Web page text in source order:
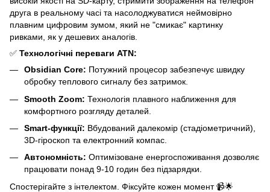
друга в реальному часі та насолоджуватися неймовірно
плавним цифровим зумом, який не "смикає" картинку
ривками, як у дешевих аналогів.
✅ Технологічні переваги ATN:
Obsidian Core: Потужний процесор забезпечує швидку
обробку теплового сигналу без затримок.
Smooth Zoom: Технологія плавного наближення для
комфортного розгляду деталей.
Smart-функції: Вбудований далекомір (стадіометричний),
3D-гіроскоп та електронний компас.
Автономність: Оптимізоване енергоспоживання дозволяє
працювати понад 9-10 годин без підзарядки.
Спостерігайте з інтелектом. Фіксуйте кожен момент 📹🌟